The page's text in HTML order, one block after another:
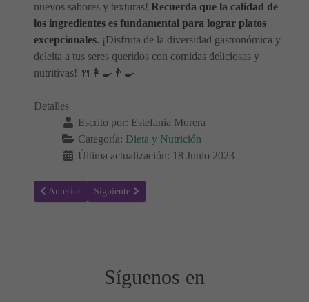
nuevos sabores y texturas! Recuerda que la calidad de
los ingredientes es fundamental para lograr platos
excepcionales. ¡Disfruta de la diversidad gastronómica y
deleita a tus seres queridos con comidas deliciosas y
nutritivas! 🍴👩‍🍳👨‍🍳
Detalles
Escrito por: Estefanía Morera
Categoría: Dieta y Nutrición
Última actualización: 18 Junio 2023
Artículo anterior: Microminerales: Los Minerales Tras la Salud y el
Anterior Artículo siguiente: La carne en nuestra dieta 🍖🥩
Siguiente
Síguenos en